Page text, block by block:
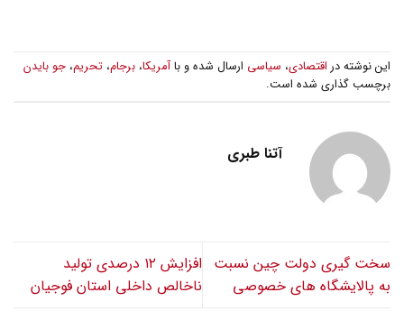
این نوشته در اقتصادی، سیاسی ارسال شده و باآمریکا، برجام، تحریم، جو بایدن
برچسب گذاری شده است.
آتنا طبری
سخت گیری دولت چین نسبت
به پالایشگاه های خصوصی
افزایش ۱۲ درصدی تولید
ناخالص داخلی استان فوجیان